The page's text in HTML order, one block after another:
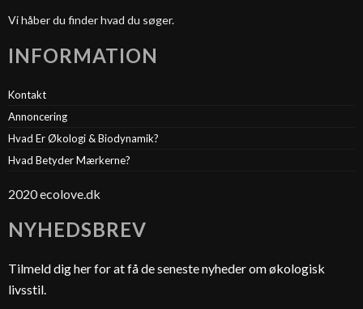
Vi håber du finder hvad du søger.
INFORMATION
Kontakt
Annoncering
Hvad Er Økologi & Biodynamik?
Hvad Betyder Mærkerne?
2020 ecolove.dk
NYHEDSBREV
Tilmeld dig her for at få de seneste nyheder om økologisk
livsstil.